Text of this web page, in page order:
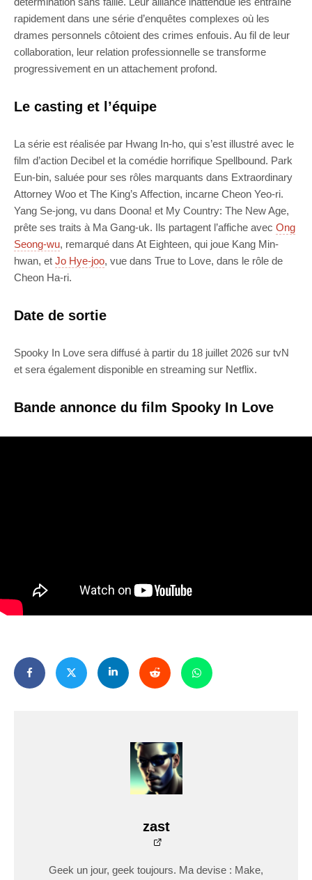
rapidement dans une série d’enquêtes complexes où les
drames personnels côtoient des crimes enfouis. Au fil de leur
collaboration, leur relation professionnelle se transforme
progressivement en un attachement profond.
Le casting et l’équipe
La série est réalisée par Hwang In-ho, qui s’est illustré avec le
film d’action Decibel et la comédie horrifique Spellbound. Park
Eun-bin, saluée pour ses rôles marquants dans Extraordinary
Attorney Woo et The King’s Affection, incarne Cheon Yeo-ri.
Yang Se-jong, vu dans Doona! et My Country: The New Age,
prête ses traits à Ma Gang-uk. Ils partagent l’affiche avec Ong
Seong-wu, remarqué dans At Eighteen, qui joue Kang Min-
hwan, et Jo Hye-joo, vue dans True to Love, dans le rôle de
Cheon Ha-ri.
Date de sortie
Spooky In Love sera diffusé à partir du 18 juillet 2026 sur tvN
et sera également disponible en streaming sur Netflix.
Bande annonce du film Spooky In Love
zast
Geek un jour, geek toujours. Ma devise : Make,